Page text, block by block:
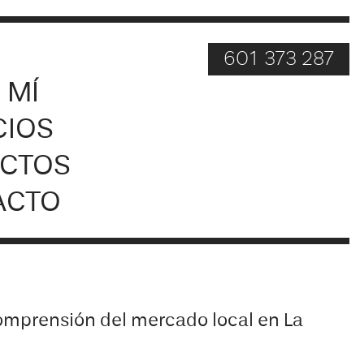
MÍ
601 373 287
del mercado local en La